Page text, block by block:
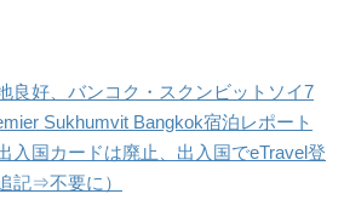
良好、バンコク・スクンビットソイ7
Sukhumvit Bangkok宿泊レポート
入国カードは廃止、出入国でeTravel登
記⇒不要に）